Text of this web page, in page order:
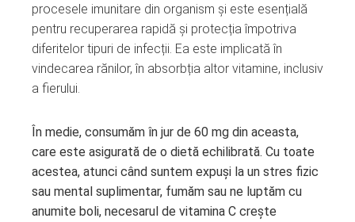
procesele imunitare din organism și este esențială
pentru recuperarea rapidă și protecția împotriva
diferitelor tipuri de infecții. Ea este implicată în
vindecarea rănilor, în absorbția altor vitamine, inclusiv
a fierului.
În medie, consumăm în jur de 60 mg din aceasta,
care este asigurată de o dietă echilibrată. Cu toate
acestea, atunci când suntem expuși la un stres fizic
sau mental suplimentar, fumăm sau ne luptăm cu
anumite boli, necesarul de vitamina C crește